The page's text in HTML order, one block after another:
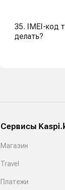
35. IMEI-код
делать?
Сервисы
Магазин
Travel
Платежи